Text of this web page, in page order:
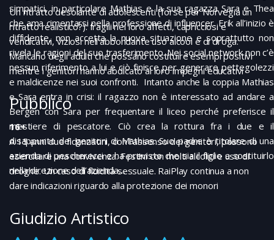
simpatici, in particolare Mathias e la sua ragazza Sara e Thea
che ama cimentarsi nella professione di influencer. Erik all’inizio è
diffidente, non accetta la nuova situazione e soprattutto non
rivela le ragioni del suo trasferimento. Nei social network non c’è
nessun riferimento a lui e ciò finisce per generare pettegolezzi
e maldicenze nei suoi confronti. Intanto anche la coppia Mathias
e Sara entra in crisi: il ragazzo non è interessato ad andare a
Bergen con Sara per frequentare il liceo perché preferisce il
mestiere di pescatore. Ciò crea la rottura fra i due e il
disappunto dei genitori di Mathias. Suo padre è titolare di una
azienda di pescherecci e ha previsto che sia il figlio a sostituirlo
nella direzione dell’azienda…
Un ritratto desolante di adolescenti (forse per Norvegia un
ritratto realistico?): fragili nei loro affetti, capricciosi e
vendicativi, viziosi nell’abbondante uso alcool e di droga.
Mancano degli adulti che possano costituire esempi positivi
mentre i genitori hanno abdicato ai loro impegni educativi
Pubblico
16+
A 15 anni due fidanzatini, con l’assenso dei genitori, possono
esercitare una convivenza. Festini con molti alcolici e uso di
droghe. Un caso di fluidità sessuale. RaiPlay continua a non
dare indicazioni riguardo alla protezione dei monori
Giudizio Artistico